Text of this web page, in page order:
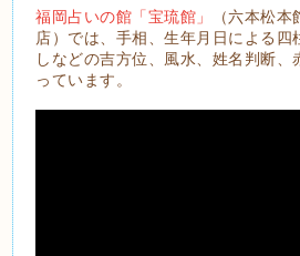
福岡占いの館「宝琉館」
（六本松
店）では、手相、生年月日による四
しなどの吉方位、風水、姓名判断
っています。